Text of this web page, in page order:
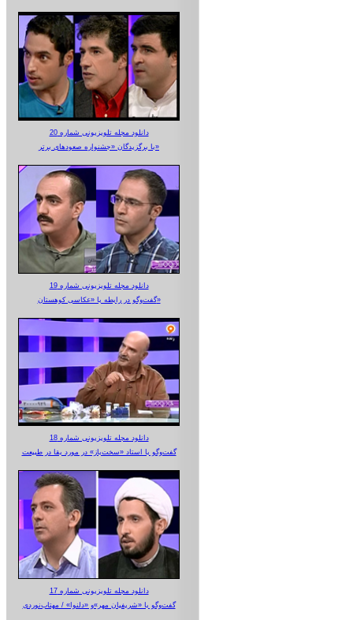
دانلود مجله تلویزیونی شماره 20
با برگزیدگان «جشنواره صعودهای برتر»
دانلود مجله تلویزیونی شماره 19
گفت‌وگو در رابطه با «عکاسی کوهستان»
دانلود مجله تلویزیونی شماره 18
گفت‌وگو با استاد «سخت‌باز» در مورد بقا در طبیعت
دانلود مجله تلویزیونی شماره 17
گفت‌وگو با «شریفیان مهر»‌و «دلنوا» / مهتاب‌نوردی